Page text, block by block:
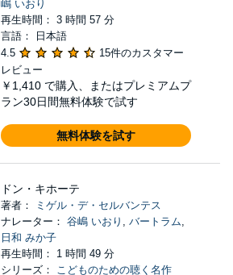
嶋 いおり
再生時間： 3 時間 57 分
言語： 日本語
4.5
15件のカスタマー
レビュー
￥1,410 で購入、またはプレミアムプ
ラン30日間無料体験で試す
無料体験を試す
ドン・キホーテ
著者：
ミゲル・デ・セルバンテス
ナレーター： 谷嶋 いおり , バートラム,
日和 みか子
再生時間： 1 時間 49 分
シリーズ： こどものための聴く名作